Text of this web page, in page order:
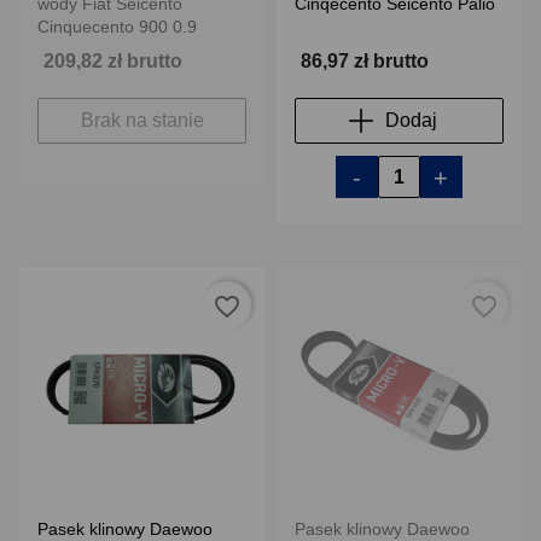
Cinquecento 900 0.9
209,82 zł brutto
Brak na stanie
86,97 zł brutto
Dodaj
- +
Pasek klinowy Daewoo
favorite_border
Pasek klinowy Daewoo
favorite_border